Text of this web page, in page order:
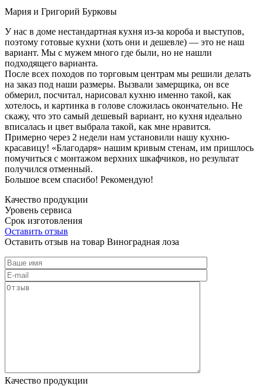
Мария и Григорий Бурковы
У нас в доме нестандартная кухня из-за короба и выступов,
поэтому готовые кухни (хоть они и дешевле) — это не наш
вариант. Мы с мужем много где были, но не нашли
подходящего варианта.
После всех походов по торговым центрам мы решили делать
на заказ под наши размеры. Вызвали замерщика, он все
обмерил, посчитал, нарисовал кухню именно такой, как
хотелось, и картинка в голове сложилась окончательно. Не
скажу, что это самый дешевый вариант, но кухня идеально
вписалась и цвет выбрала такой, как мне нравится.
Примерно через 2 недели нам установили нашу кухню-
красавицу! «Благодаря» нашим кривым стенам, им пришлось
помучиться с монтажом верхних шкафчиков, но результат
получился отменный.
Большое всем спасибо! Рекомендую!
Качество продукции
Уровень сервиса
Срок изготовления
Оставить отзыв
Оставить отзыв на товар Виноградная лоза
Качество продукции